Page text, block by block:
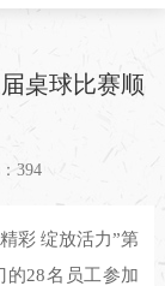
桌球比赛顺
394
彩 绽放活力”第
的28名员工参加